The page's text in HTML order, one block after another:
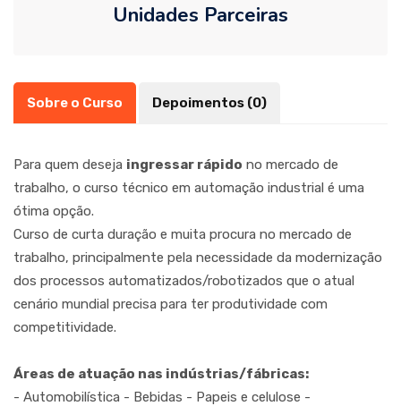
Unidades Parceiras
Sobre o Curso Depoimentos (0)
Para quem deseja ingressar rápido no mercado de
trabalho, o curso técnico em automação industrial é uma
ótima opção.
Curso de curta duração e muita procura no mercado de
trabalho, principalmente pela necessidade da modernização
dos processos automatizados/robotizados que o atual
cenário mundial precisa para ter produtividade com
competitividade.
Áreas de atuação nas indústrias/fábricas:
- Automobilística - Bebidas - Papeis e celulose -